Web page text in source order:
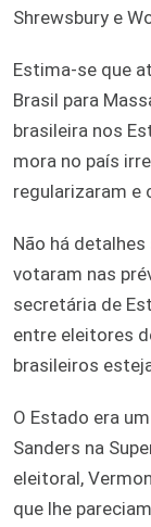
Shrewsbury e
Estima-se que
Brasil para
brasileira nos
mora no país
regularizaram e
Não há
votaram nas
secretária de
entre eleitores
brasileiros
O Estado era
Sanders na
eleitoral,
que lhe